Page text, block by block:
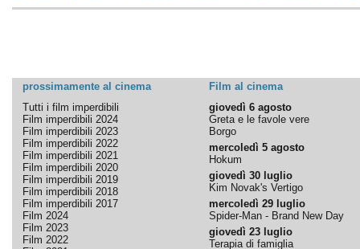
prossimamente al cinema
Film al cinema
Tutti i film imperdibili
Film imperdibili 2024
Film imperdibili 2023
Film imperdibili 2022
Film imperdibili 2021
Film imperdibili 2020
Film imperdibili 2019
Film imperdibili 2018
Film imperdibili 2017
Film 2024
Film 2023
Film 2022
giovedì 6 agosto
Greta e le favole vere
Borgo
mercoledì 5 agosto
Hokum
giovedì 30 luglio
Kim Novak's Vertigo
mercoledì 29 luglio
Spider-Man - Brand New Day
giovedì 23 luglio
Terapia di famiglia